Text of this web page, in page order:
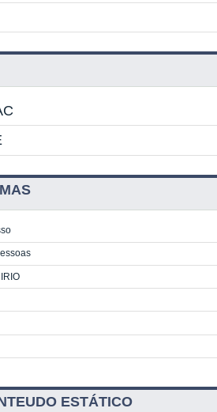
ESTÁTICO